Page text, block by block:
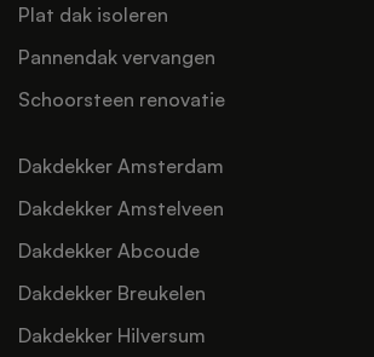
Plat dak isoleren
Pannendak vervangen
Schoorsteen renovatie
Dakdekker Amsterdam
Dakdekker Amstelveen
Dakdekker Abcoude
Dakdekker Breukelen
Dakdekker Hilversum